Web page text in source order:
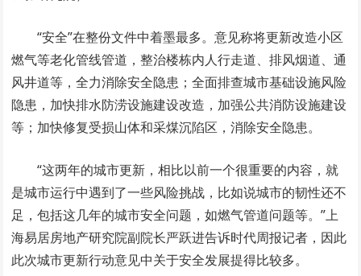
“安全”在整份文件中着墨最多。意见称将更新改造小区
燃气等老化管线管道，整治楼栋内人行走道、排风烟道、通
风井道等，全力消除安全隐患；全面排查城市基础设施风险
隐患，加快排水防涝设施建设改造，加强公共消防设施建设
等；加快修复受损山体和采煤沉陷区，消除安全隐患。
“这两年的城市更新，相比以前一个很重要的内容，就
是城市运行中遇到了一些风险挑战，比如说城市的韧性还不
足，包括这几年的城市安全问题，如燃气管道问题等。”上
海易居房地产研究院副院长严跃进告诉时代周报记者，因此
此次城市更新行动意见中关于安全发展提得比较多。